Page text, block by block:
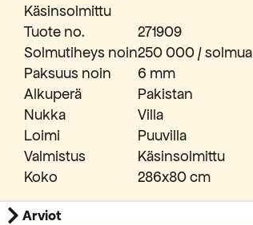
Käsinsolmittu
Tuote no.
271909
Solmutiheys noin250 000 / solmua
Paksuus noin
6 mm
Alkuperä
Pakistan
Nukka
Villa
Loimi
Puuvilla
Valmistus
Käsinsolmittu
Koko
286x80 cm
Arviot